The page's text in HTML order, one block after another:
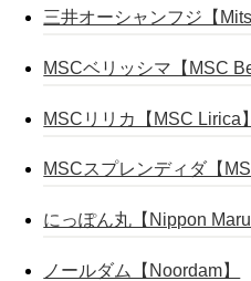
三井オーシャンフジ【
MSCベリッシマ【MSC
MSCリリカ【MSC Lirica】
MSCスプレンディダ【
にっぽん丸【Nippon Maru
ノールダム【Noordam】